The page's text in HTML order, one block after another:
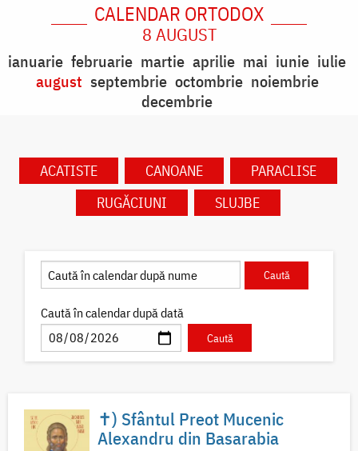
CALENDAR ORTODOX
8 AUGUST
ianuarie februarie martie aprilie mai iunie iulie
august septembrie octombrie noiembrie
decembrie
ACATISTE CANOANE
PARACLISE
RUGĂCIUNI
SLUJBE
Caută în calendar după dată
✝) Sfântul Preot Mucenic
Alexandru din Basarabia